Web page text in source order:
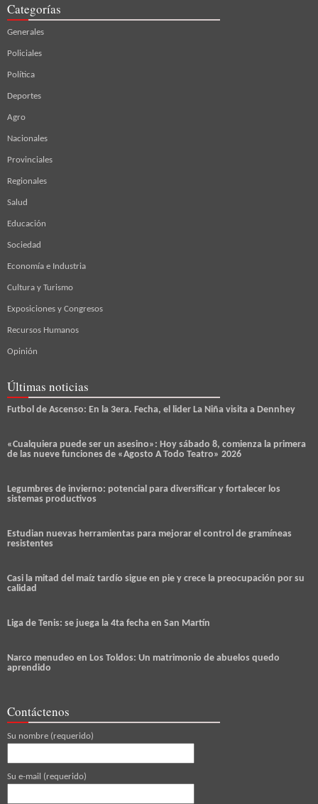
Categorías
Generales
Policiales
Política
Deportes
Agro
Nacionales
Provinciales
Regionales
Salud
Educación
Sociedad
Economía e Industria
Cultura y Turismo
Exposiciones y Congresos
Recursos Humanos
Opinión
Últimas noticias
Futbol de Ascenso: En la 3era. Fecha, el lider La Niña visita a Dennhey
«Cualquiera puede ser un asesino»: Hoy sábado 8, comienza la primera
de las nueve funciones de «Agosto A Todo Teatro» 2026
Legumbres de invierno: potencial para diversificar y fortalecer los
sistemas productivos
Estudian nuevas herramientas para mejorar el control de gramíneas
resistentes
Casi la mitad del maíz tardío sigue en pie y crece la preocupación por su
calidad
Liga de Tenis: se juega la 4ta fecha en San Martín
Narco menudeo en Los Toldos: Un matrimonio de abuelos quedo
aprendido
Contáctenos
Su nombre (requerido)
Su e-mail (requerido)